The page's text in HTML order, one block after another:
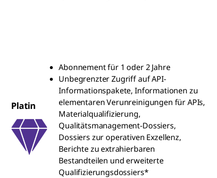
Platin
Abonnement für 1 oder 2 Jahre
Unbegrenzter Zugriff auf API-
Informationspakete, Informationen zu
elementaren Verunreinigungen für APIs,
Materialqualifizierung,
Qualitätsmanagement-Dossiers,
Dossiers zur operativen Exzellenz,
Berichte zu extrahierbaren
Bestandteilen und erweiterte
Qualifizierungsdossiers*